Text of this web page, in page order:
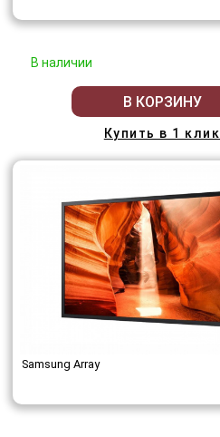
В наличии
В КОРЗИНУ
Купить в 1 клик
Samsung Array